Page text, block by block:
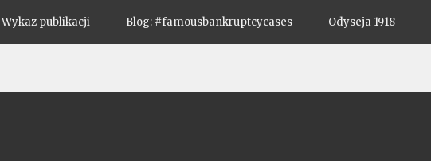
Wykaz publikacji Blog: #famousbankruptcycases Odyseja 1918